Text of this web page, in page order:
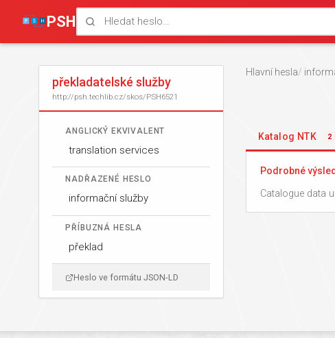
PSH
překladatelské služby
http://psh.techlib.cz/skos/PSH6521
ANGLICKÝ EKVIVALENT
translation services
NADŘAZENÉ HESLO
informační služby
PŘÍBUZNÁ HESLA
překlad
Heslo ve formátu JSON-LD
Hlavní hesla
Katalog NTK 2
Podrobné
Catalogue data